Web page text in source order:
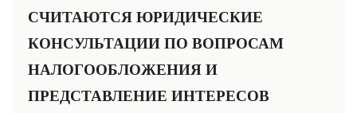
СЧИТАЮТСЯ ЮРИДИЧЕСКИЕ
КОНСУЛЬТАЦИИ ПО ВОПРОСАМ
НАЛОГООБЛОЖЕНИЯ И
ПРЕДСТАВЛЕНИЕ ИНТЕРЕСОВ